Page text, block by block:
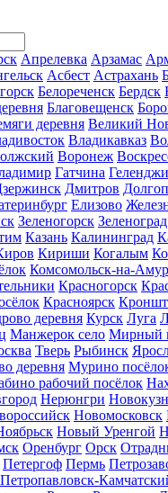
Апрелевка Арзамас
Асбест Астрахань
Белореченск Бердск
Благовещенск
деревня Великий
Владикавказ
Воронеж
Гатчина
Дмитров
Елизово
Зеленогорск Зеленоград
Казань Калининград
Кириши Когалым
Комсомольск-на-
Красногорск
Красноярск
деревня Курск Луга
Манжерок село Мирный
Тверь Рыбинск
деревня Мурино
рабочий посёлок
Нерюнгри
Новомосковск
Новый Уренгой
Оренбург Орск
Петергоф Пермь
Петропавловск-